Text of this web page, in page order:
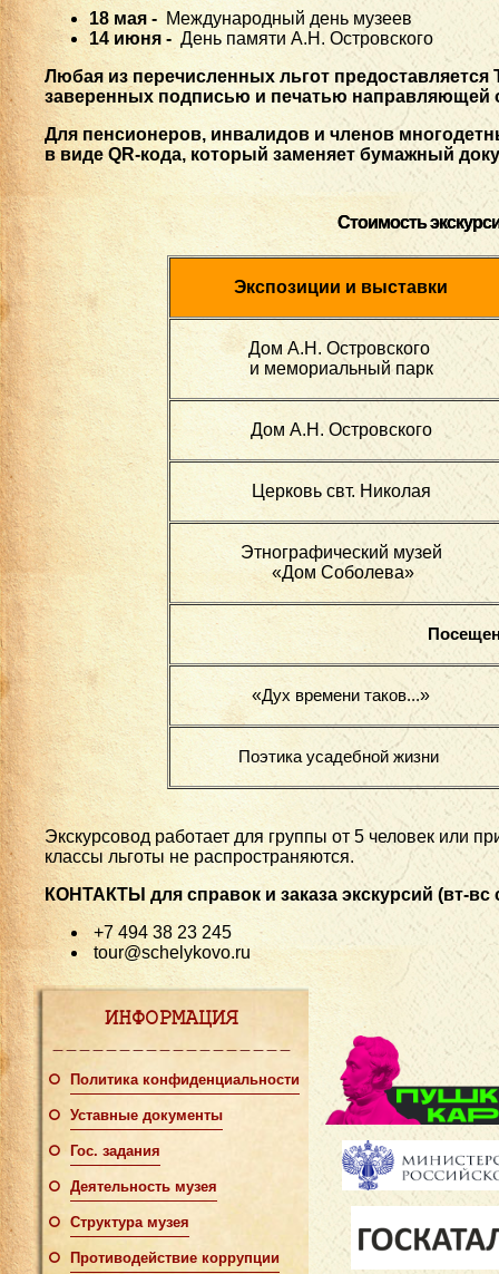
18 мая - Международный день музеев
14 июня - День памяти А.Н. Островского
Любая из перечисленных льгот
заверенных подписью и печатью направляющей
Для пенсионеров, инвалидов и членов
в виде QR-кода, который заменяет бумажный
Стоимость
Экспозиции и выставки
Дом А.Н. Островского
и мемориальный парк
Дом А.Н. Островского
Церковь свт. Николая
Этнографический музей
«Дом Соболева»
«Дух времени таков...»
Поэтика усадебной жизни
Экскурсовод работает для группы от 5 человек или
классы льготы не распространяются.
КОНТАКТЫ для справок и заказа экскурсий (вт-вс
+7 494 38 23 245
tour@schelykovo.ru
ИНФОРМАЦИЯ
Политика конфиденциальности
Уставные документы
Гос. задания
Деятельность музея
Структура музея
Противодействие коррупции